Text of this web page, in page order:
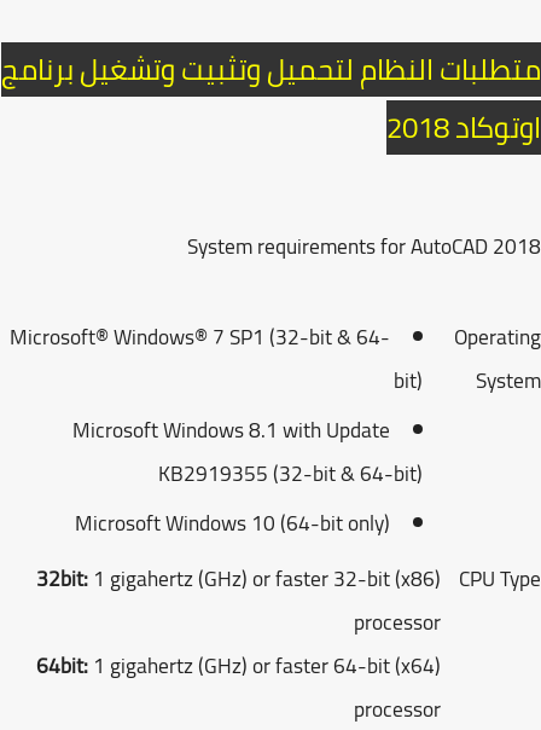
النظام لتحميل وتثبيت وتشغيل برنامج
2018
System requirements for AutoCAD
Microsoft® Windows® 7 SP1 (32-bit & 64-
bit)
Microsoft Windows 8.1 with Update
KB2919355 (32-bit & 64-bit)
Microsoft Windows 10 (64-bit only)
CPU
32bit: 1 gigahertz (GHz) or faster 32-bit (x86)
processor
64bit: 1 gigahertz (GHz) or faster 64-bit (x64)
processor